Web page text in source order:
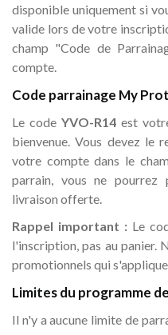
disponible uniquement si
valide lors de votre
champ "Code de
compte.
Code parrainage My
Le codeYVO-R14 est
bienvenue. Vous devez le
votre compte dans le
parrain, vous ne
livraison offerte.
Rappel important : Le
l'inscription, pas au panier.
promotionnels qui
Limites du programme
Il n'y a aucune limite de